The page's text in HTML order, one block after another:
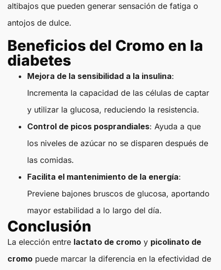
altibajos que pueden generar sensación de fatiga o
antojos de dulce.
Beneficios del Cromo en la
diabetes
Mejora de la sensibilidad a la insulina:
Incrementa la capacidad de las células de captar
y utilizar la glucosa, reduciendo la resistencia.
Control de picos posprandiales: Ayuda a que
los niveles de azúcar no se disparen después de
las comidas.
Facilita el mantenimiento de la energía:
Previene bajones bruscos de glucosa, aportando
mayor estabilidad a lo largo del día.
Conclusión
La elección entre lactato de cromo y picolinato de
cromo puede marcar la diferencia en la efectividad de